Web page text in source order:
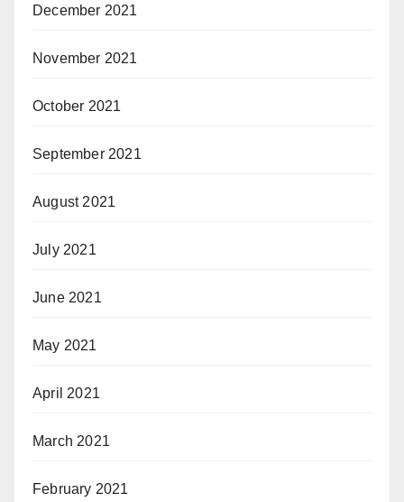
December 2021
November 2021
October 2021
September 2021
August 2021
July 2021
June 2021
May 2021
April 2021
March 2021
February 2021